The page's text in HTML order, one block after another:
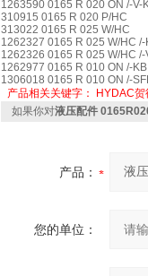
1263590 0165 R 020 ON /-V-
310915 0165 R 020 P/HC
313022 0165 R 025 W/HC
1262327 0165 R 025 W/HC
1262326 0165 R 025 W/HC
1262977 0165 R 010 ON /-
1306018 0165 R 010 ON /-
产品相关关键字：
HYDAC
如果你对液压配件
产品：
您的单位：